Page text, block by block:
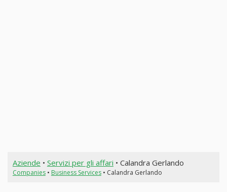
Aziende • Servizi per gli affari • Calandra Gerlando
Companies• Business Services• Calandra Gerlando